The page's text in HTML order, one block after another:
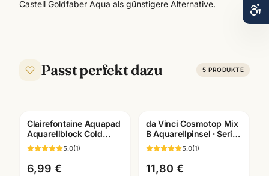
Castell Goldfaber Aqua als günstigere Alternative.
Passt perfekt dazu 5 PRODUKTE
Clairefontaine Aquapad
Aquarellblock Cold
Pressed · A6/A5/A4 ·
Künstlerbedarf
Mannheim
5.0(1)
6,99 €
da Vinci Cosmotop Mix
B Aquarellpinsel · Serie
5530 · Künstlerbedarf
Mannheim
5.0(1)
11,80 €